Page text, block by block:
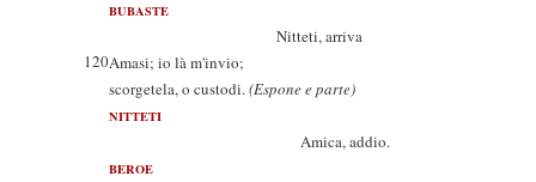
BUBASTE
Nitteti, arriva
120Amasi; io là m'invio;
scorgetela, o custodi.(Espone e parte)
NITTETI
Amica, addio.
BEROE